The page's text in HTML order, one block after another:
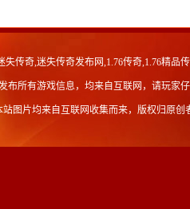
失传奇,迷失传奇发布网,1.76传奇,1.76精品
布所有游戏信息，均来自互联网，请玩家
站图片均来自互联网收集而来，版权归原